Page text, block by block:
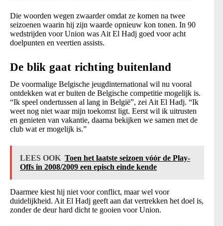
Die woorden wegen zwaarder omdat ze komen na twee
seizoenen waarin hij zijn waarde opnieuw kon tonen. In 90
wedstrijden voor Union was Ait El Hadj goed voor acht
doelpunten en veertien assists.
De blik gaat richting buitenland
De voormalige Belgische jeugdinternational wil nu vooral
ontdekken wat er buiten de Belgische competitie mogelijk is.
“Ik speel ondertussen al lang in België”, zei Ait El Hadj. “Ik
weet nog niet waar mijn toekomst ligt. Eerst wil ik uitrusten
en genieten van vakantie, daarna bekijken we samen met de
club wat er mogelijk is.”
LEES OOK Toen het laatste seizoen vóór de Play-
Offs in 2008/2009 een episch einde kende
Daarmee kiest hij niet voor conflict, maar wel voor
duidelijkheid. Ait El Hadj geeft aan dat vertrekken het doel is,
zonder de deur hard dicht te gooien voor Union.